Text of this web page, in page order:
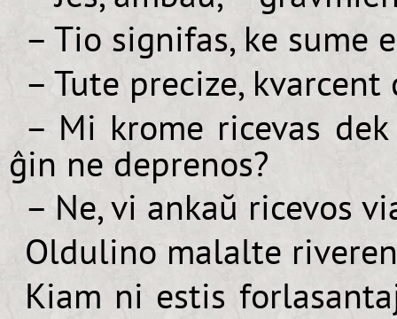
– Tio signifas, ke sume
– Tute precize,
– Mi krome ricevas
ĝin ne deprenos?
– Ne, vi ankaŭ ricevos
Oldulino malalte
Kiam ni estis